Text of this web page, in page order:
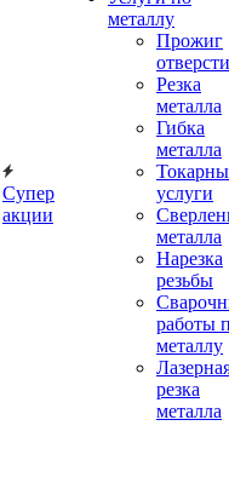
Супер
акции
металлу
Прожиг
Резка
металла
Гибка
металла
услуги
металла
Нарезка
резьбы
работы
металлу
резка
металла